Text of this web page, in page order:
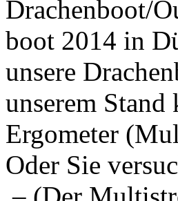
Drachenboot/
boot 2014 in
unsere
unserem Stand
Ergometer
Oder Sie